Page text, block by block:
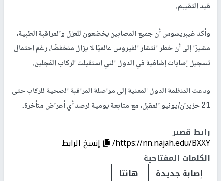
قيد التقييم.
وأكد غيبريسوس أن جميع المصابين يخضعون للعزل والمراقبة الطبية،
مشيرًا إلى أن خطر انتشار الفيروس عالميًا لا يزال منخفضًا، رغم احتمال
تسجيل إصابات إضافية في الدول التي استقبلت الركاب المُجلين.
ودعت المنظمة الدول المعنية إلى مواصلة المراقبة الصحية للركاب حتى
21 حزيران/يونيو المقبل، مع متابعة يومية لرصد أي أعراض متأخرة.
رابط قصير
https://nn.najah.edu/BXXY/
إنسخ الرابط
الكلمات المفتاحية
إصابة جديدة
هانتا